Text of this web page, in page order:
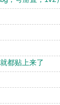
都贴上来了